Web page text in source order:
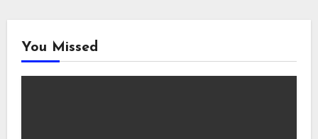
You Missed